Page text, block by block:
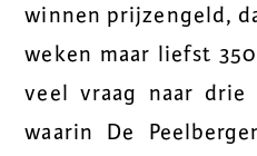
winnen prijzengeld,
weken maar liefst
veel vraag naar drie
waarin De